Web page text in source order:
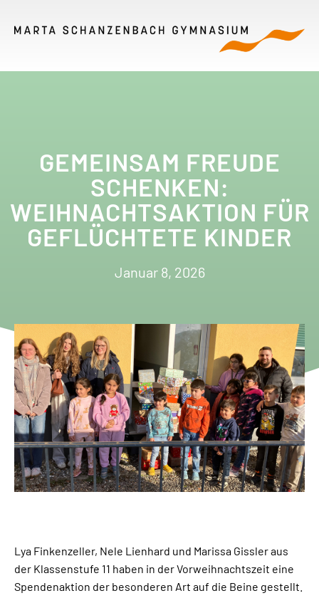
GEMEINSAM FREUDE
SCHENKEN:
WEIHNACHTSAKTION FÜR
GEFLÜCHTETE KINDER
Januar 8, 2026
Lya Finkenzeller, Nele Lienhard und Marissa Gissler aus
der Klassenstufe 11 haben in der Vorweihnachtszeit eine
Spendenaktion der besonderen Art auf die Beine gestellt.